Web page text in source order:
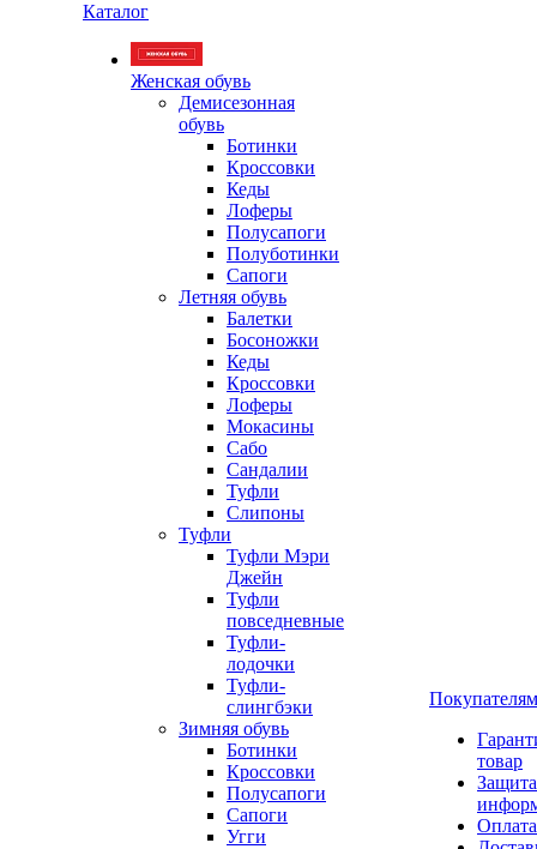
Каталог
Женская обувь
Демисезонная
обувь
Ботинки
Кроссовки
Кеды
Лоферы
Полусапоги
Полуботинки
Сапоги
Летняя обувь
Балетки
Босоножки
Кеды
Кроссовки
Лоферы
Мокасины
Сабо
Сандалии
Туфли
Слипоны
Туфли
Туфли Мэри
Джейн
Туфли
повседневные
Туфли-
лодочки
Туфли-
слингбэки
Зимняя обувь
Ботинки
Кроссовки
Полусапоги
Сапоги
Угги
Покупателям
товар
Защита
Оплата